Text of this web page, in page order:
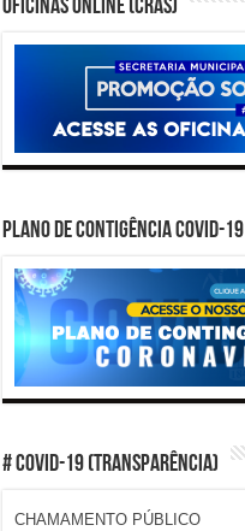
Oficinas Online (CRAS)
PLANO DE CONTIGÊNCIA COVID-19
# COVID-19 (TRANSPARÊNCIA)
CHAMAMENTO PÚBLICO